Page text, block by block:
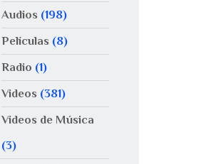
Audios (198)
Películas (8)
Radio (1)
Videos (381)
Videos de Música
(3)